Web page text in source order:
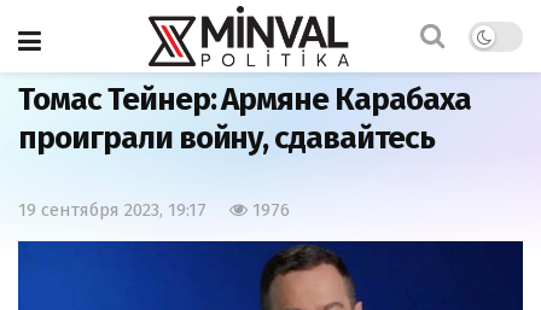
Главная
Томас Тейнер: Армяне Карабаха
проиграли войну, сдавайтесь
19 сентября 2023, 19:17 1976